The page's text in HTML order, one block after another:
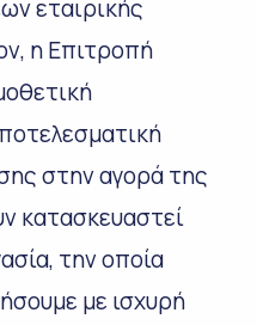
εταιρικής
η Επιτροπή
στην αγορά της
κατασκευαστεί
την οποία
με ισχυρή